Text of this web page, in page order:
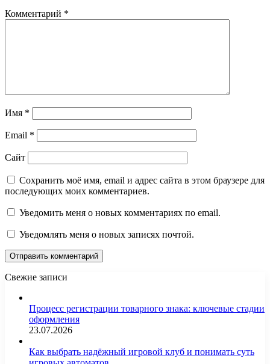
Комментарий *
Имя *
Email *
Сайт
Сохранить моё имя, email и адрес сайта в этом браузере для
последующих моих комментариев.
Уведомить меня о новых комментариях по email.
Уведомлять меня о новых записях почтой.
Свежие записи
Процесс регистрации товарного знака: ключевые стадии
оформления
23.07.2026
Как выбрать надёжный игровой клуб и понимать суть